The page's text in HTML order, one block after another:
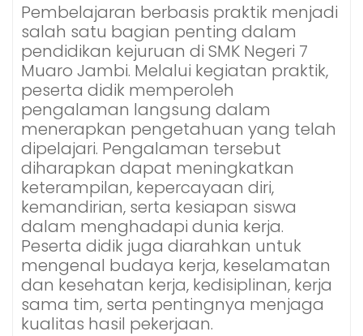
Pembelajaran berbasis praktik menjadi
salah satu bagian penting dalam
pendidikan kejuruan di SMK Negeri 7
Muaro Jambi. Melalui kegiatan praktik,
peserta didik memperoleh
pengalaman langsung dalam
menerapkan pengetahuan yang telah
dipelajari. Pengalaman tersebut
diharapkan dapat meningkatkan
keterampilan, kepercayaan diri,
kemandirian, serta kesiapan siswa
dalam menghadapi dunia kerja.
Peserta didik juga diarahkan untuk
mengenal budaya kerja, keselamatan
dan kesehatan kerja, kedisiplinan, kerja
sama tim, serta pentingnya menjaga
kualitas hasil pekerjaan.